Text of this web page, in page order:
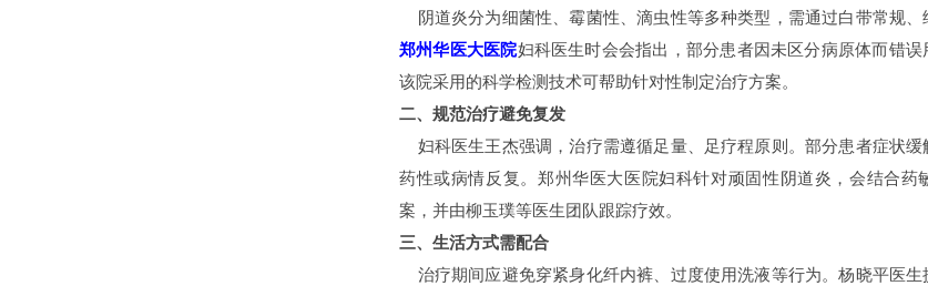
阴道炎分为细菌性、霉菌性、滴虫性等多种类型，需通过白带常规、
郑州华医大医院妇科医生时会会指出，部分患者因未区分病原体而错误
该院采用的科学检测技术可帮助针对性制定治疗方案。
二、规范治疗避免复发
妇科医生王杰强调，治疗需遵循足量、足疗程原则。部分患者症状缓
药性或病情反复。郑州华医大医院妇科针对顽固性阴道炎，会结合药
案，并由柳玉璞等医生团队跟踪疗效。
三、生活方式需配合
治疗期间应避免穿紧身化纤内裤、过度使用洗液等行为。杨晓平医生